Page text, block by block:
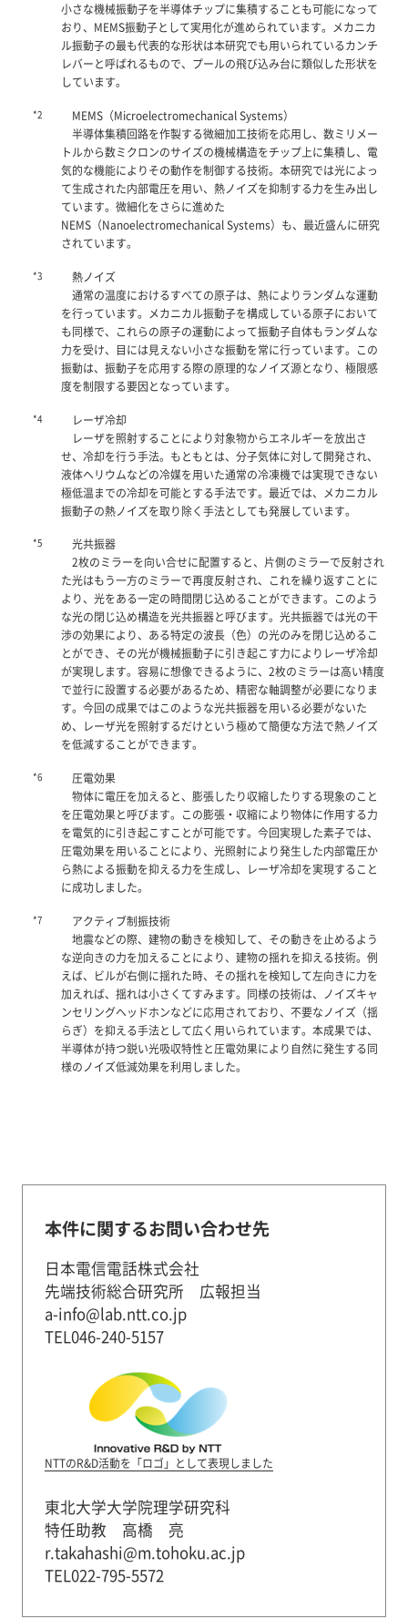
小さな機械振動子を半導体チップに集積することも可能になって
おり、MEMS振動子として実用化が進められています。メカニカ
ル振動子の最も代表的な形状は本研究でも用いられているカンチ
レバーと呼ばれるもので、プールの飛び込み台に類似した形状を
しています。
*2
MEMS（Microelectromechanical Systems）
半導体集積回路を作製する微細加工技術を応用し、数ミリメー
トルから数ミクロンのサイズの機械構造をチップ上に集積し、電
気的な機能によりその動作を制御する技術。本研究では光によっ
て生成された内部電圧を用い、熱ノイズを抑制する力を生み出し
ています。微細化をさらに進めた
NEMS（Nanoelectromechanical Systems）も、最近盛んに研究
されています。
*3
熱ノイズ
通常の温度におけるすべての原子は、熱によりランダムな運動
を行っています。メカニカル振動子を構成している原子において
も同様で、これらの原子の運動によって振動子自体もランダムな
力を受け、目には見えない小さな振動を常に行っています。この
振動は、振動子を応用する際の原理的なノイズ源となり、極限感
度を制限する要因となっています。
*4
レーザ冷却
レーザを照射することにより対象物からエネルギーを放出さ
せ、冷却を行う手法。もともとは、分子気体に対して開発され、
液体ヘリウムなどの冷媒を用いた通常の冷凍機では実現できない
極低温までの冷却を可能とする手法です。最近では、メカニカル
振動子の熱ノイズを取り除く手法としても発展しています。
*5
光共振器
2枚のミラーを向い合せに配置すると、片側のミラーで反射され
た光はもう一方のミラーで再度反射され、これを繰り返すことに
より、光をある一定の時間閉じ込めることができます。このよう
な光の閉じ込め構造を光共振器と呼びます。光共振器では光の干
渉の効果により、ある特定の波長（色）の光のみを閉じ込めるこ
とができ、その光が機械振動子に引き起こす力によりレーザ冷却
が実現します。容易に想像できるように、2枚のミラーは高い精度
で並行に設置する必要があるため、精密な軸調整が必要になりま
す。今回の成果ではこのような光共振器を用いる必要がないた
め、レーザ光を照射するだけという極めて簡便な方法で熱ノイズ
を低減することができます。
*6
圧電効果
物体に電圧を加えると、膨張したり収縮したりする現象のこと
を圧電効果と呼びます。この膨張・収縮により物体に作用する力
を電気的に引き起こすことが可能です。今回実現した素子では、
圧電効果を用いることにより、光照射により発生した内部電圧か
ら熱による振動を抑える力を生成し、レーザ冷却を実現すること
に成功しました。
*7
アクティブ制振技術
地震などの際、建物の動きを検知して、その動きを止めるよう
な逆向きの力を加えることにより、建物の揺れを抑える技術。例
えば、ビルが右側に揺れた時、その揺れを検知して左向きに力を
加えれば、揺れは小さくてすみます。同様の技術は、ノイズキャ
ンセリングヘッドホンなどに応用されており、不要なノイズ（揺
らぎ）を抑える手法として広く用いられています。本成果では、
半導体が持つ鋭い光吸収特性と圧電効果により自然に発生する同
様のノイズ低減効果を利用しました。
本件に関するお問い合わせ先
日本電信電話株式会社
先端技術総合研究所 広報担当
a-info@lab.ntt.co.jp
TEL046-240-5157
NTTのR&D活動を「ロゴ」として表現しました
東北大学大学院理学研究科
特任助教 高橋 亮
r.takahashi@m.tohoku.ac.jp
TEL022-795-5572